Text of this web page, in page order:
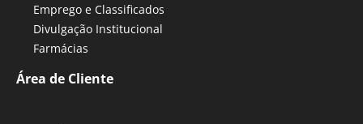
Emprego e Classificados
Divulgação Institucional
Farmácias
Área de Cliente